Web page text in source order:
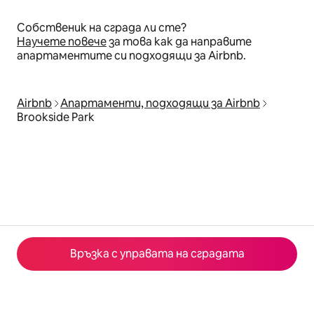
Връзка с управата на сградата
Собственик на сграда ли сте?
Научете повечеза това как да направите
апартаментите си подходящи за Airbnb.
Airbnb Апартаменти, подходящи за Airbnb
Brookside Park